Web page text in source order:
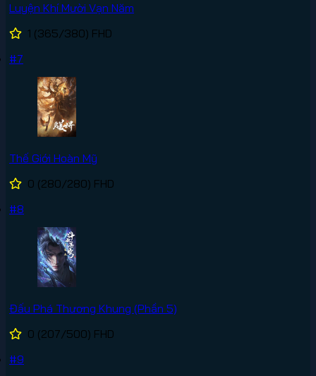
Luyện Khí Mười Vạn Năm
1 (365/380) FHD
#7
Thế Giới Hoàn Mỹ
0 (280/280) FHD
#8
Đấu Phá Thương Khung (Phần 5)
0 (207/500) FHD
#9